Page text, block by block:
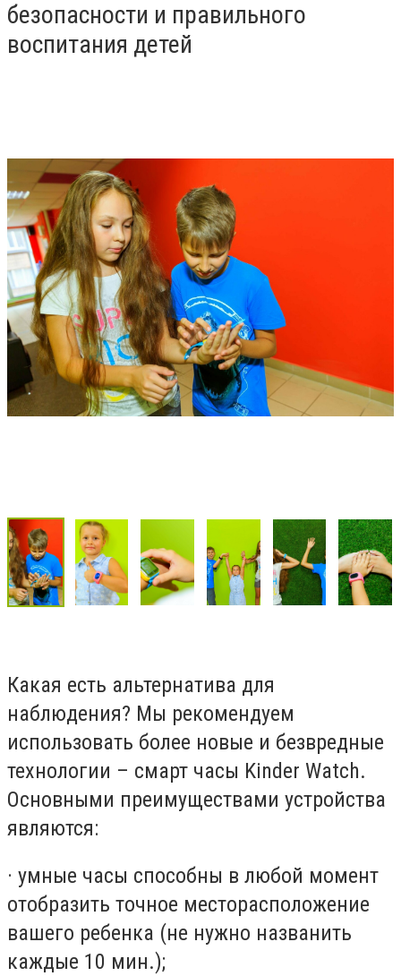
безопасности и правильного
воспитания детей
Какая есть альтернатива для
наблюдения? Мы рекомендуем
использовать более новые и безвредные
технологии – смарт часы Kinder Watch.
Основными преимуществами устройства
являются:
· умные часы способны в любой момент
отобразить точное месторасположение
вашего ребенка (не нужно названить
каждые 10 мин.);